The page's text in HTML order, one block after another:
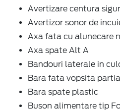
Avertizare centura
Avertizor sonor de
Axa fata cu alunecare
Axa spate Alt A
Bandouri laterale in
Bara fata vopsita
Bara spate plastic
Buson alimentare tip